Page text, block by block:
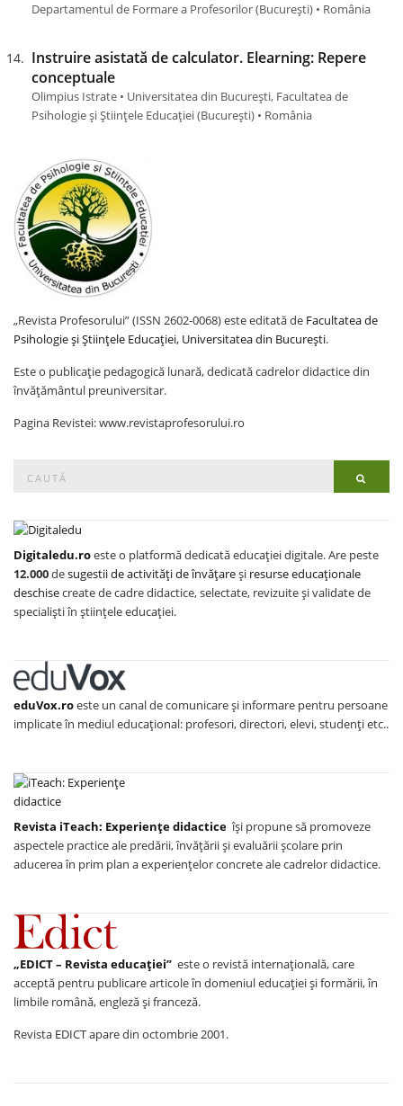
Departamentul de Formare a Profesorilor (Bucureşti) • România
Instruire asistată de calculator. Elearning: Repere
conceptuale
Olimpius Istrate • Universitatea din București, Facultatea de
Psihologie și Științele Educației (Bucureşti) • România
„Revista Profesorului” (ISSN 2602-0068) este editată de Facultatea de
Psihologie și Științele Educației, Universitatea din București.
Este o publicație pedagogică lunară, dedicată cadrelor didactice din
învățământul preuniversitar.
Pagina Revistei: www.revistaprofesorului.ro
for:
Digitaledu.roeste o platformă dedicată educației digitale. Are peste
12.000desugestii de activități de învățareși resurse educaționale
deschisecreate de cadre didactice, selectate, revizuite și validate de
specialiști în științele educației.
eduVox.roeste un canal de comunicare și informare pentru persoane
implicate în mediul educațional: profesori, directori, elevi, studenți etc..
Revista iTeach: Experienţe didactice îşi propune să promoveze
aspectele practice ale predării, învăţării şi evaluării şcolare prin
aducerea în prim plan a experienţelor concrete ale cadrelor didactice.
„EDICT – Revista educației” este o revistă internațională, care
acceptă pentru publicare articole în domeniul educației și formării, în
limbile română, engleză și franceză.
Revista EDICT apare din octombrie 2001.